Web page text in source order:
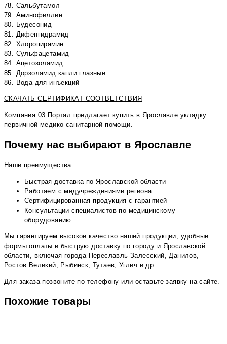
78. Сальбутамол
79. Аминофиллин
80. Будесонид
81. Дифенгидрамид
82. Хлоропирамин
83. Сульфацетамид
84. Ацетозоламид
85. Дорзоламид капли глазные
86. Вода для инъекций
СКАЧАТЬ СЕРТИФИКАТ СООТВЕТСТВИЯ
Компания 03 Портал предлагает купить в Ярославле укладку
первичной медико-санитарной помощи.
Почему нас выбирают в Ярославле
Наши преимущества:
Быстрая доставка по Ярославской области
Работаем с медучреждениями региона
Сертифицированная продукция с гарантией
Консультации специалистов по медицинскому
оборудованию
Мы гарантируем высокое качество нашей продукции, удобные
формы оплаты и быструю доставку по городу и Ярославской
области, включая города Переславль-Залесский, Данилов,
Ростов Великий, Рыбинск, Тутаев, Углич и др.
Для заказа позвоните по телефону или оставьте заявку на сайте.
Похожие товары